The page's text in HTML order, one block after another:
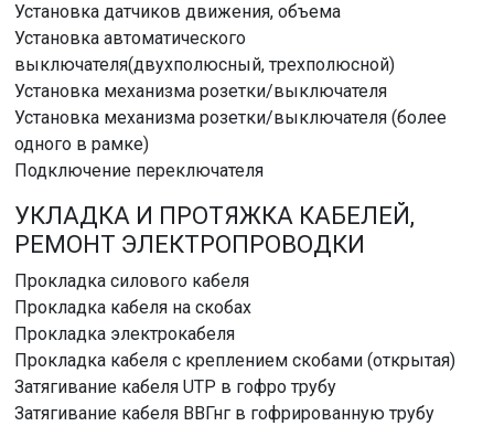
Установка датчиков движения, объема
Установка автоматического
выключателя(двухполюсный, трехполюсной)
Установка механизма розетки/выключателя
Установка механизма розетки/выключателя (более
одного в рамке)
Подключение переключателя
УКЛАДКА И ПРОТЯЖКА КАБЕЛЕЙ,
РЕМОНТ ЭЛЕКТРОПРОВОДКИ
Прокладка силового кабеля
Прокладка кабеля на скобах
Прокладка электрокабеля
Прокладка кабеля с креплением скобами (открытая)
Затягивание кабеля UTP в гофро трубу
Затягивание кабеля ВВГнг в гофрированную трубу